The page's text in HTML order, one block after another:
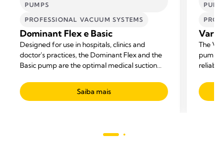
PUMPS
PROFESSIONAL VACUUM SYSTEMS
Dominant Flex e Basic
Designed for use in hospitals, clinics and
doctor's practices, the Dominant Flex and the
Basic pump are the optimal medical suction
high flow vacuum.
Saiba mais
The
pump